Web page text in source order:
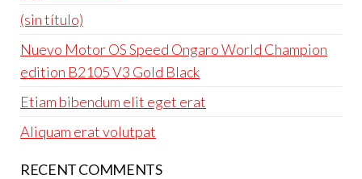
(sin título)
Nuevo Motor OS Speed Ongaro World Champion
edition B2105 V3 Gold Black
Etiam bibendum elit eget erat
Aliquam erat volutpat
RECENT COMMENTS